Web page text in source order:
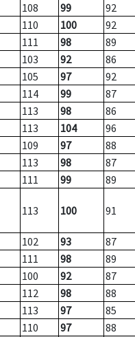
108 99
92
110 100
92
111 98
89
103 92
86
105 97
92
114 99
87
113 98
86
113 104
96
109 97
88
113 98
87
111 99 89
113 100 91
102 93
87
111 98
89
100 92
87
112 98
88
113 97
85
110 97 88